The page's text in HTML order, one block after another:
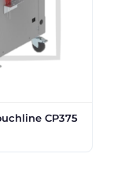
CP375